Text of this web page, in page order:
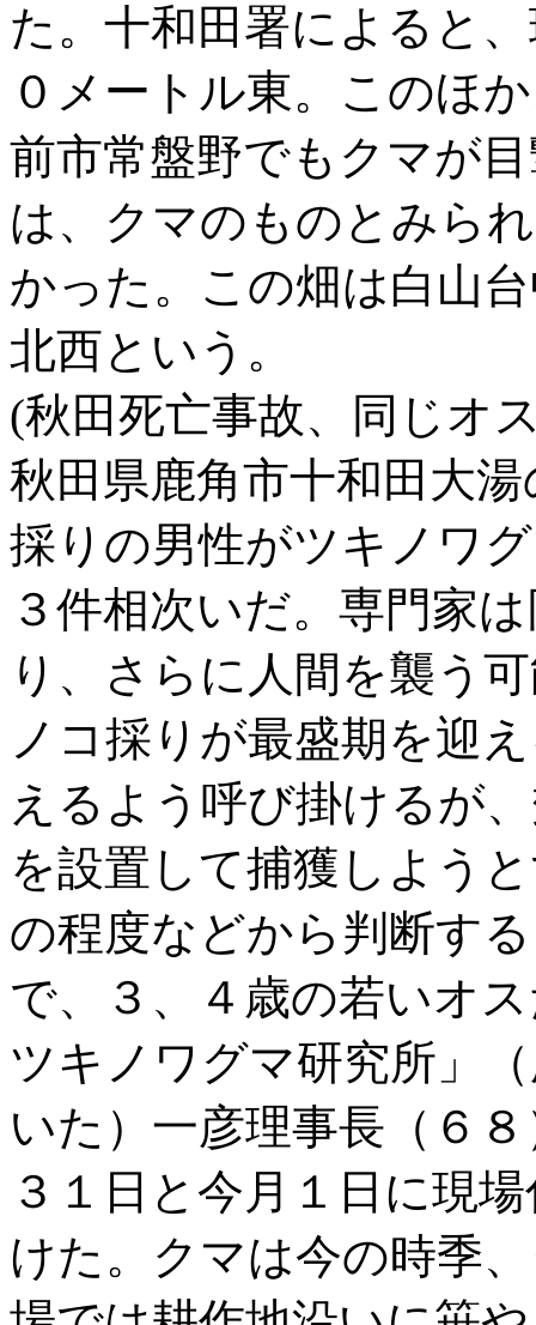
た。十和田署によると
０メートル東。このほ
前市常盤野でもクマが
は、クマのものとみら
かった。この畑は白山
北西という。
(秋田死亡事故、同じオ
秋田県鹿角市十和田大
採りの男性がツキノワ
３件相次いだ。専門家
り、さらに人間を襲う
ノコ採りが最盛期を迎
えるよう呼び掛けるが
を設置して捕獲しよう
の程度などから判断す
で、３、４歳の若いオ
ツキノワグマ研究所」
いた）一彦理事長（６
３１日と今月１日に現
けた。クマは今の時季